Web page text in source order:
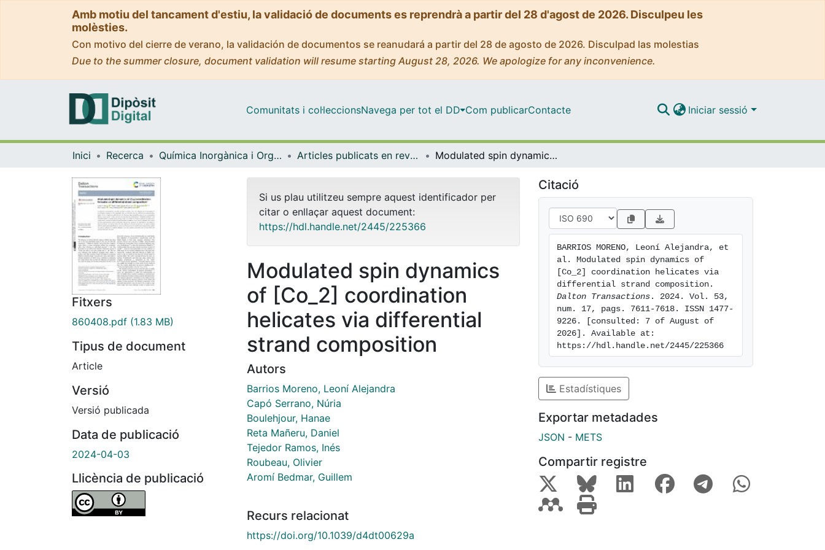
Amb motiu del tancament d'estiu, la validació de documents es reprendrà a partir del 28 d'agost de 2026. Disculpeu les
molèsties.
Con motivo del cierre de verano, la validación de documentos se reanudará a partir del 28 de agosto de 2026. Disculpad las molestias
Due to the summer closure, document validation will resume starting August 28, 2026. We apologize for any inconvenience.
Comunitats i col·leccionsNavega per tot el DD Com publicarContacte Iniciar sessió
Inici Recerca Química Inorgànica i Orgànica Articles publicats en revistes (Química Inorgànica i Orgànica) Modulated spin dynamics of [Co_2] coordination helicates via differential strand composition
Fitxers
860408.pdf (1.83 MB)
Tipus de document
Article
Versió
Versió publicada
Data de publicació
2024-04-03
Llicència de publicació
Si us plau utilitzeu sempre aquest identificador per
citar o enllaçar aquest document:
https://hdl.handle.net/2445/225366
Modulated spin dynamics
of [Co_2] coordination
helicates via differential
strand composition
Autors
Barrios Moreno, Leoní Alejandra
Capó Serrano, Núria
Boulehjour, Hanae
Reta Mañeru, Daniel
Tejedor Ramos, Inés
Roubeau, Olivier
Aromí Bedmar, Guillem
Recurs relacionat
https://doi.org/10.1039/d4dt00629a
Citació
BARRIOS MORENO, Leoní Alejandra, et
al. Modulated spin dynamics of
[Co_2] coordination helicates via
Dalton Transactions . 2024. Vol. 53,
num. 17, pags. 7611-7618. ISSN 1477-
9226. [consulted: 7 of August of
2026]. Available at:
https://hdl.handle.net/2445/225366
Estadístiques
Exportar metadades
JSON - METS
Compartir registre